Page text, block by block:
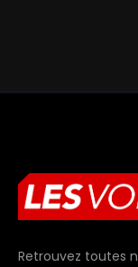
Retrouvez toutes